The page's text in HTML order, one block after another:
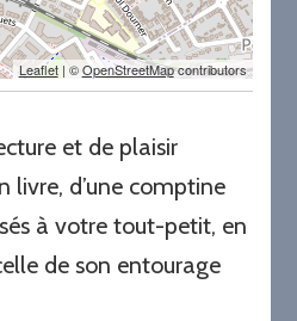
Leaflet| ©OpenStreetMapcontributors
et de plaisir
livre, d’une comptine
à votre tout-petit, en
de son entourage